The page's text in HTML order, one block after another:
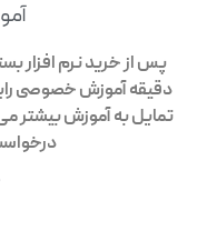
دقیقه آموزش خصوصی
تمایل به آموزش بیشتر